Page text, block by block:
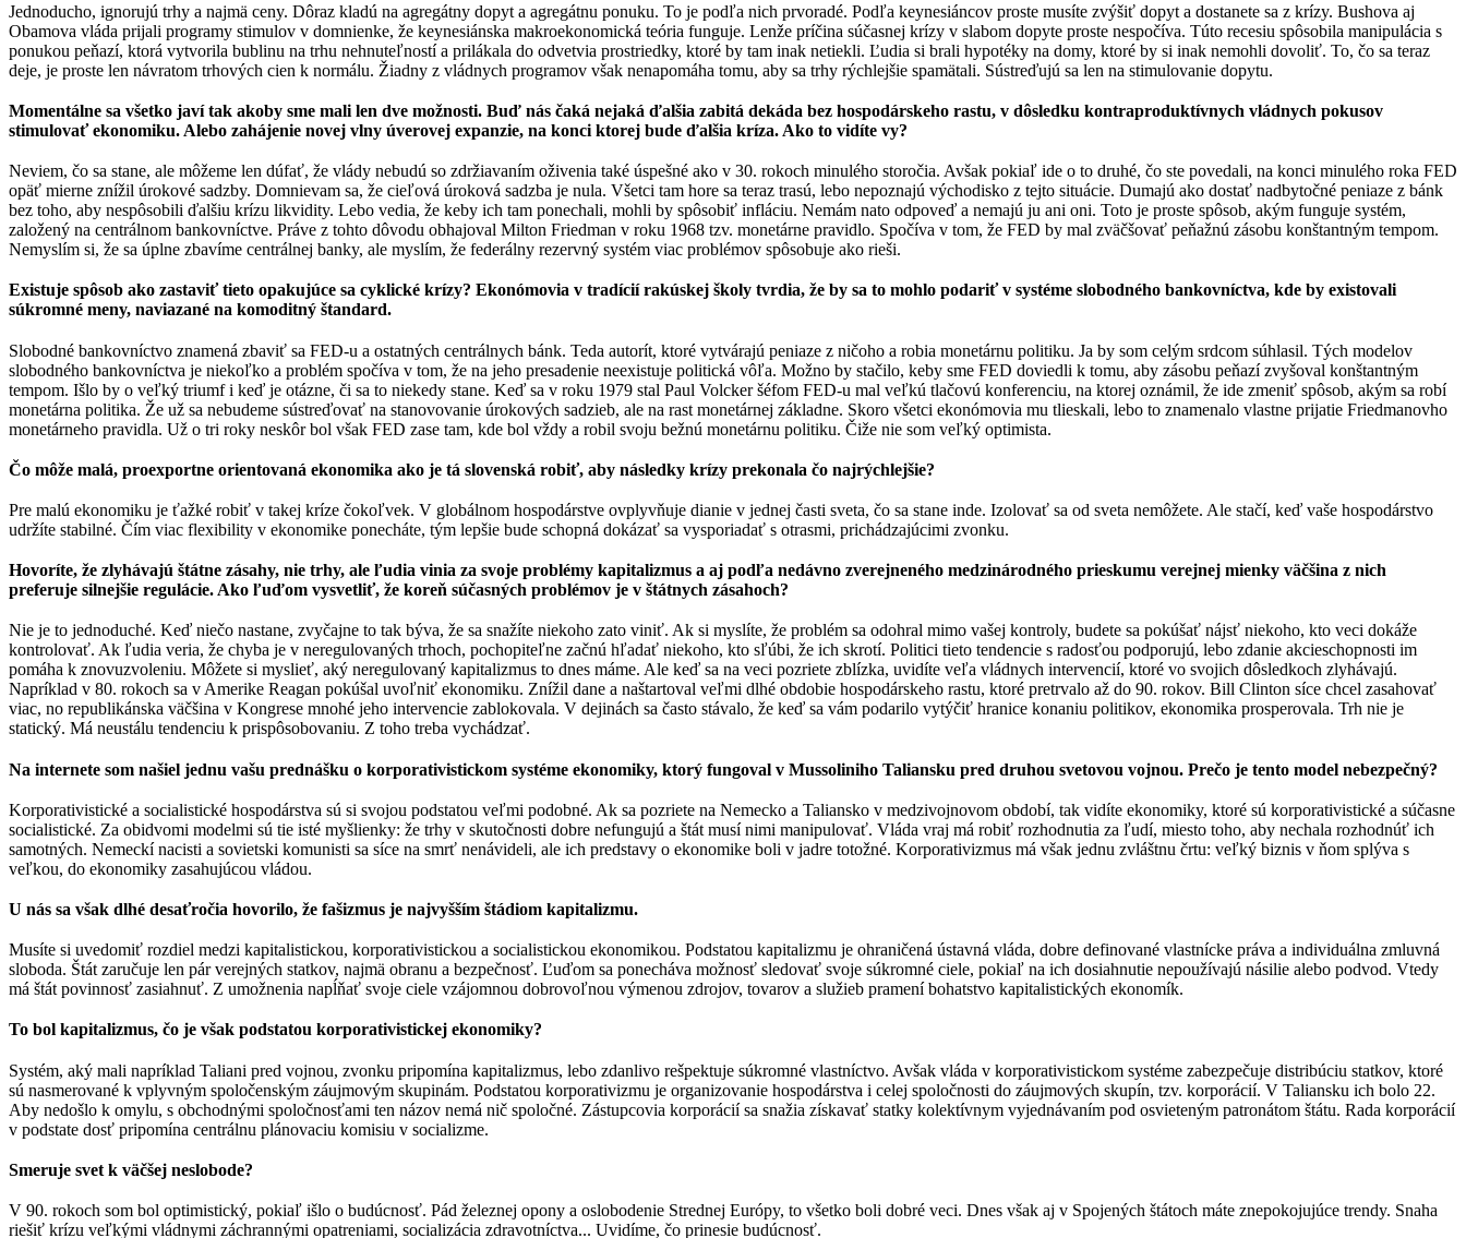
Jednoducho, ignorujú trhy a najmä ceny. Dôraz kladú na agregátny dopyt a agregátnu ponuku. To je podľa nich prvoradé. Podľa keynesiáncov proste musíte zvýšiť dopyt a dostanete sa z krízy. Bushova aj
Obamova vláda prijali programy stimulov v domnienke, že keynesiánska makroekonomická teória funguje. Lenže príčina súčasnej krízy v slabom dopyte proste nespočíva. Túto recesiu spôsobila manipulácia s
ponukou peňazí, ktorá vytvorila bublinu na trhu nehnuteľností a prilákala do odvetvia prostriedky, ktoré by tam inak netiekli. Ľudia si brali hypotéky na domy, ktoré by si inak nemohli dovoliť. To, čo sa teraz
deje, je proste len návratom trhových cien k normálu. Žiadny z vládnych programov však nenapomáha tomu, aby sa trhy rýchlejšie spamätali. Sústreďujú sa len na stimulovanie dopytu.
Momentálne sa všetko javí tak akoby sme mali len dve možnosti. Buď nás čaká nejaká ďalšia zabitá dekáda bez hospodárskeho rastu, v dôsledku kontraproduktívnych vládnych pokusov
stimulovať ekonomiku. Alebo zahájenie novej vlny úverovej expanzie, na konci ktorej bude ďalšia kríza. Ako to vidíte vy?
Neviem, čo sa stane, ale môžeme len dúfať, že vlády nebudú so zdržiavaním oživenia také úspešné ako v 30. rokoch minulého storočia. Avšak pokiaľ ide o to druhé, čo ste povedali, na konci minulého roka FED
opäť mierne znížil úrokové sadzby. Domnievam sa, že cieľová úroková sadzba je nula. Všetci tam hore sa teraz trasú, lebo nepoznajú východisko z tejto situácie. Dumajú ako dostať nadbytočné peniaze z bánk
bez toho, aby nespôsobili ďalšiu krízu likvidity. Lebo vedia, že keby ich tam ponechali, mohli by spôsobiť infláciu. Nemám nato odpoveď a nemajú ju ani oni. Toto je proste spôsob, akým funguje systém,
založený na centrálnom bankovníctve. Práve z tohto dôvodu obhajoval Milton Friedman v roku 1968 tzv. monetárne pravidlo. Spočíva v tom, že FED by mal zväčšovať peňažnú zásobu konštantným tempom.
Nemyslím si, že sa úplne zbavíme centrálnej banky, ale myslím, že federálny rezervný systém viac problémov spôsobuje ako rieši.
Existuje spôsob ako zastaviť tieto opakujúce sa cyklické krízy? Ekonómovia v tradícií rakúskej školy tvrdia, že by sa to mohlo podariť v systéme slobodného bankovníctva, kde by existovali
súkromné meny, naviazané na komoditný štandard.
Slobodné bankovníctvo znamená zbaviť sa FED-u a ostatných centrálnych bánk. Teda autorít, ktoré vytvárajú peniaze z ničoho a robia monetárnu politiku. Ja by som celým srdcom súhlasil. Tých modelov
slobodného bankovníctva je niekoľko a problém spočíva v tom, že na jeho presadenie neexistuje politická vôľa. Možno by stačilo, keby sme FED doviedli k tomu, aby zásobu peňazí zvyšoval konštantným
tempom. Išlo by o veľký triumf i keď je otázne, či sa to niekedy stane. Keď sa v roku 1979 stal Paul Volcker šéfom FED-u mal veľkú tlačovú konferenciu, na ktorej oznámil, že ide zmeniť spôsob, akým sa robí
monetárna politika. Že už sa nebudeme sústreďovať na stanovovanie úrokových sadzieb, ale na rast monetárnej základne. Skoro všetci ekonómovia mu tlieskali, lebo to znamenalo vlastne prijatie Friedmanovho
monetárneho pravidla. Už o tri roky neskôr bol však FED zase tam, kde bol vždy a robil svoju bežnú monetárnu politiku. Čiže nie som veľký optimista.
Čo môže malá, proexportne orientovaná ekonomika ako je tá slovenská robiť, aby následky krízy prekonala čo najrýchlejšie?
Pre malú ekonomiku je ťažké robiť v takej kríze čokoľvek. V globálnom hospodárstve ovplyvňuje dianie v jednej časti sveta, čo sa stane inde. Izolovať sa od sveta nemôžete. Ale stačí, keď vaše hospodárstvo
udržíte stabilné. Čím viac flexibility v ekonomike ponecháte, tým lepšie bude schopná dokázať sa vysporiadať s otrasmi, prichádzajúcimi zvonku.
Hovoríte, že zlyhávajú štátne zásahy, nie trhy, ale ľudia vinia za svoje problémy kapitalizmus a aj podľa nedávno zverejneného medzinárodného prieskumu verejnej mienky väčšina z nich
preferuje silnejšie regulácie. Ako ľuďom vysvetliť, že koreň súčasných problémov je v štátnych zásahoch?
Nie je to jednoduché. Keď niečo nastane, zvyčajne to tak býva, že sa snažíte niekoho zato viniť. Ak si myslíte, že problém sa odohral mimo vašej kontroly, budete sa pokúšať nájsť niekoho, kto veci dokáže
kontrolovať. Ak ľudia veria, že chyba je v neregulovaných trhoch, pochopiteľne začnú hľadať niekoho, kto sľúbi, že ich skrotí. Politici tieto tendencie s radosťou podporujú, lebo zdanie akcieschopnosti im
pomáha k znovuzvoleniu. Môžete si myslieť, aký neregulovaný kapitalizmus to dnes máme. Ale keď sa na veci pozriete zblízka, uvidíte veľa vládnych intervencií, ktoré vo svojich dôsledkoch zlyhávajú.
Napríklad v 80. rokoch sa v Amerike Reagan pokúšal uvoľniť ekonomiku. Znížil dane a naštartoval veľmi dlhé obdobie hospodárskeho rastu, ktoré pretrvalo až do 90. rokov. Bill Clinton síce chcel zasahovať
viac, no republikánska väčšina v Kongrese mnohé jeho intervencie zablokovala. V dejinách sa často stávalo, že keď sa vám podarilo vytýčiť hranice konaniu politikov, ekonomika prosperovala. Trh nie je
statický. Má neustálu tendenciu k prispôsobovaniu. Z toho treba vychádzať.
Na internete som našiel jednu vašu prednášku o korporativistickom systéme ekonomiky, ktorý fungoval v Mussoliniho Taliansku pred druhou svetovou vojnou. Prečo je tento model nebezpečný?
Korporativistické a socialistické hospodárstva sú si svojou podstatou veľmi podobné. Ak sa pozriete na Nemecko a Taliansko v medzivojnovom období, tak vidíte ekonomiky, ktoré sú korporativistické a súčasne
socialistické. Za obidvomi modelmi sú tie isté myšlienky: že trhy v skutočnosti dobre nefungujú a štát musí nimi manipulovať. Vláda vraj má robiť rozhodnutia za ľudí, miesto toho, aby nechala rozhodnúť ich
samotných. Nemeckí nacisti a sovietski komunisti sa síce na smrť nenávideli, ale ich predstavy o ekonomike boli v jadre totožné. Korporativizmus má však jednu zvláštnu črtu: veľký biznis v ňom splýva s
veľkou, do ekonomiky zasahujúcou vládou.
U nás sa však dlhé desaťročia hovorilo, že fašizmus je najvyšším štádiom kapitalizmu.
Musíte si uvedomiť rozdiel medzi kapitalistickou, korporativistickou a socialistickou ekonomikou. Podstatou kapitalizmu je ohraničená ústavná vláda, dobre definované vlastnícke práva a individuálna zmluvná
sloboda. Štát zaručuje len pár verejných statkov, najmä obranu a bezpečnosť. Ľuďom sa ponecháva možnosť sledovať svoje súkromné ciele, pokiaľ na ich dosiahnutie nepoužívajú násilie alebo podvod. Vtedy
má štát povinnosť zasiahnuť. Z umožnenia napĺňať svoje ciele vzájomnou dobrovoľnou výmenou zdrojov, tovarov a služieb pramení bohatstvo kapitalistických ekonomík.
To bol kapitalizmus, čo je však podstatou korporativistickej ekonomiky?
Systém, aký mali napríklad Taliani pred vojnou, zvonku pripomína kapitalizmus, lebo zdanlivo rešpektuje súkromné vlastníctvo. Avšak vláda v korporativistickom systéme zabezpečuje distribúciu statkov, ktoré
sú nasmerované k vplyvným spoločenským záujmovým skupinám. Podstatou korporativizmu je organizovanie hospodárstva i celej spoločnosti do záujmových skupín, tzv. korporácií. V Taliansku ich bolo 22.
Aby nedošlo k omylu, s obchodnými spoločnosťami ten názov nemá nič spoločné. Zástupcovia korporácií sa snažia získavať statky kolektívnym vyjednávaním pod osvieteným patronátom štátu. Rada korporácií
v podstate dosť pripomína centrálnu plánovaciu komisiu v socializme.
Smeruje svet k väčšej neslobode?
V 90. rokoch som bol optimistický, pokiaľ išlo o budúcnosť. Pád železnej opony a oslobodenie Strednej Európy, to všetko boli dobré veci. Dnes však aj v Spojených štátoch máte znepokojujúce trendy. Snaha
riešiť krízu veľkými vládnymi záchrannými opatreniami, socializácia zdravotníctva... Uvidíme, čo prinesie budúcnosť.